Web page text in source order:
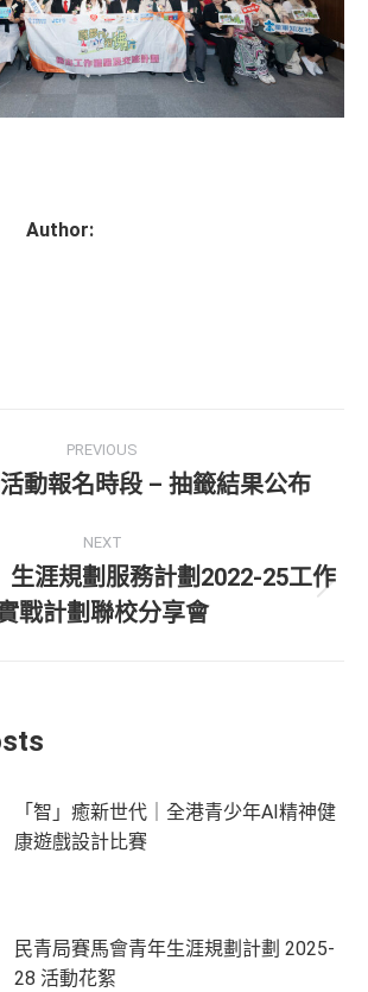
Author:
PREVIOUS
動報名時段 – 抽籤結果公布
NEXT
生涯規劃服務計劃2022-25工作
戰計劃聯校分享會
「智」癒新世代｜全港青少年AI精神健
康遊戲設計比賽
民青局賽馬會青年生涯規劃計劃 2025-
28 活動花絮